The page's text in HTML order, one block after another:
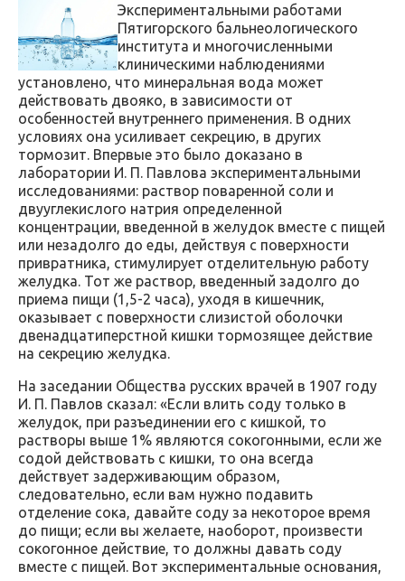
Экспериментальными работами
Пятигорского бальнеологического
института и многочисленными
клиническими наблюдениями
установлено, что минеральная вода может
действовать двояко, в зависимости от
особенностей внутреннего применения. В одних
условиях она усиливает секрецию, в других
тормозит. Впервые это было доказано в
лаборатории И. П. Павлова экспериментальными
исследованиями: раствор поваренной соли и
двууглекислого натрия определенной
концентрации, введенной в желудок вместе с пищей
или незадолго до еды, действуя с поверхности
привратника, стимулирует отделительную работу
желудка. Тот же раствор, введенный задолго до
приема пищи (1,5-2 часа), уходя в кишечник,
оказывает с поверхности слизистой оболочки
двенадцатиперстной кишки тормозящее действие
на секрецию желудка.
На заседании Общества русских врачей в 1907 году
И. П. Павлов сказал: «Если влить соду только в
желудок, при разъединении его с кишкой, то
растворы выше 1% являются сокогонными, если же
содой действовать с кишки, то она всегда
действует задерживающим образом,
следовательно, если вам нужно подавить
отделение сока, давайте соду за некоторое время
до пищи; если вы желаете, наоборот, произвести
сокогонное действие, то должны давать соду
вместе с пищей. Вот экспериментальные основания,